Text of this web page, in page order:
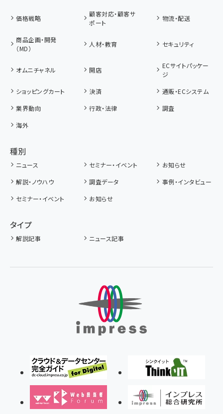
価格戦略
顧客対応・顧客サ
ポート
物流・配送
商品企画・開発
（MD）
人材・教育 セキュリティ
オムニチャネル 開店
ECサイトパッケー
ジ
ショッピングカート
決済
通販・ECシステム
業界動向
行政・法律
調査
海外
種別
ニュース セミナー・イベント
お知らせ
解説・ノウハウ
調査データ
事例・インタビュー
セミナー・イベント
お知らせ
タイプ
解説記事 ニュース記事